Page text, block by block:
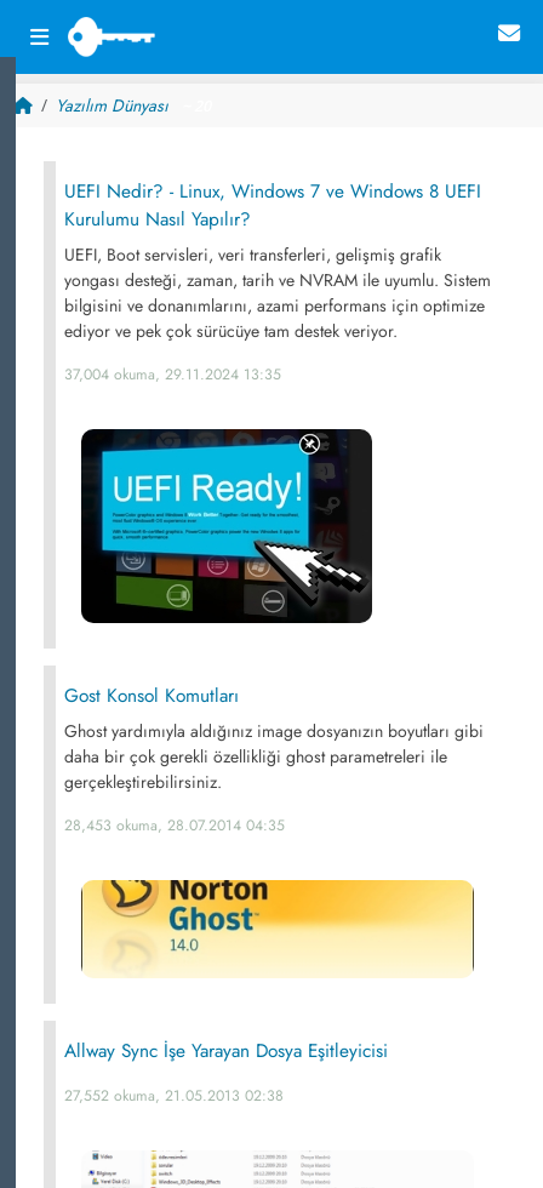
Yazılım Dünyası
UEFI Nedir? - Linux, Windows 7 ve Windows 8 UEFI
Kurulumu Nasıl Yapılır?
UEFI, Boot servisleri, veri transferleri, gelişmiş grafik
yongası desteği, zaman, tarih ve NVRAM ile uyumlu. Sistem
bilgisini ve donanımlarını, azami performans için optimize
ediyor ve pek çok sürücüye tam destek veriyor.
37,004 okuma, 29.11.2024 13:35
Gost Konsol Komutları
Ghost yardımıyla aldığınız image dosyanızın boyutları gibi
daha bir çok gerekli özellikliği ghost parametreleri ile
gerçekleştirebilirsiniz.
28,453 okuma, 28.07.2014 04:35
Allway Sync İşe Yarayan Dosya Eşitleyicisi
27,552 okuma, 21.05.2013 02:38